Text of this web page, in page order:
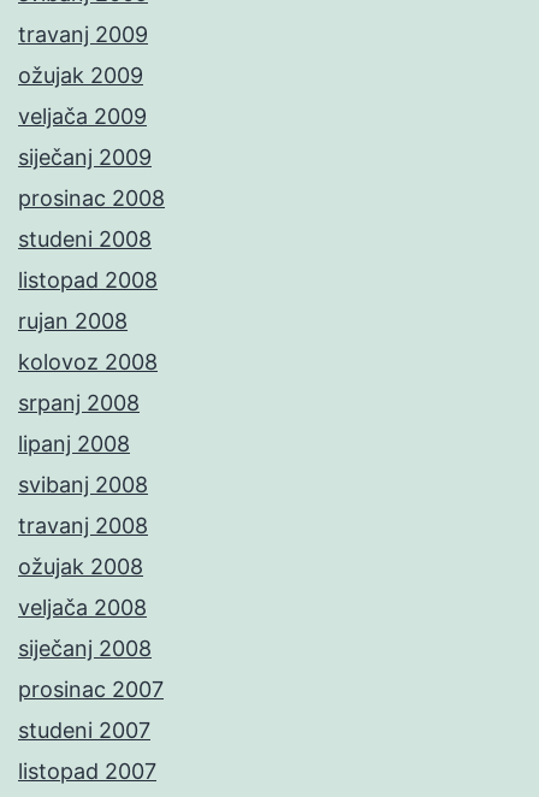
travanj 2009
ožujak 2009
veljača 2009
siječanj 2009
prosinac 2008
studeni 2008
listopad 2008
rujan 2008
kolovoz 2008
srpanj 2008
lipanj 2008
svibanj 2008
travanj 2008
ožujak 2008
veljača 2008
siječanj 2008
prosinac 2007
studeni 2007
listopad 2007